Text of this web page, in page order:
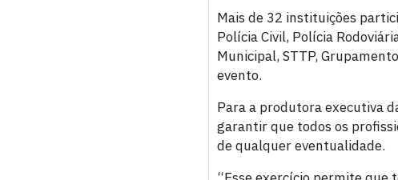
Mais de 32 instituições
Polícia Civil, Polícia
Municipal, STTP,
evento.
Para a produtora executiva
garantir que todos os
de qualquer eventualidade.